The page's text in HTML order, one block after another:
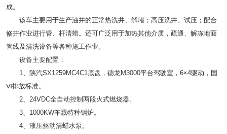
成。
该车主要用于生产油井的正常热洗井、解堵；高压洗井、试压；配合
修井作业进行管、杆清蜡。还可广泛用于加热其他介质，疏通、解冻地面
管线及清洗设备等各种施工作业。
设备主要配置：
1、陕汽SX1259MC4C1底盘，德龙M3000平台驾驶室，6×4驱动，国
Ⅵ排放标准。
2、24VDC全自动控制两段火式燃烧器。
3、1000KW车载特种锅炉。
4、液压驱动清蜡水泵。